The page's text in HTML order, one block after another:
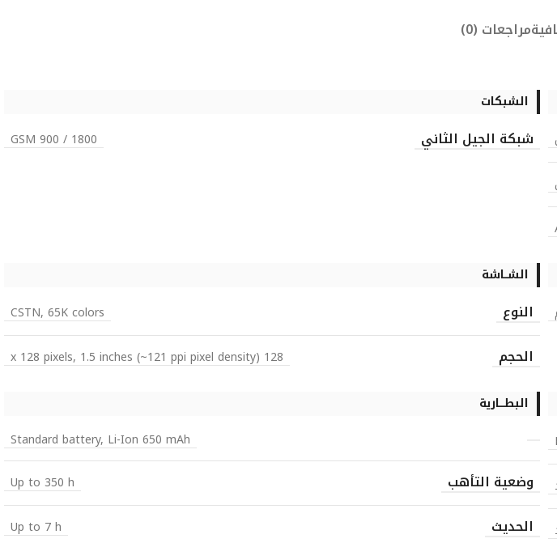
مراجعات (0)
الشبكات
شبكة الجيل الثاني GSM 900 / 1800
الشــاشة
النوع CSTN, 65K colors
الحجم 128 x 128 pixels, 1.5 inches (~121 ppi pixel density)
البطـــارية
Standard battery, Li-Ion 650 mAh
وضعية التأهب Up to 350 h
الحديث Up to 7 h